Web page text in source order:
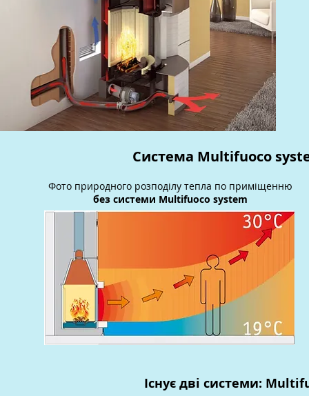
Система Multifuoco
Фото природного розподілу тепла по приміщенню
без системи Multifuoco system
Існує дві системи: